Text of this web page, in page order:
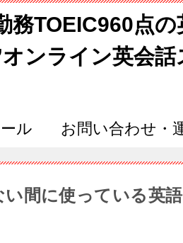
務TOEIC960点の
ンライン英会話
ル お問い合わせ・
間に使っている英